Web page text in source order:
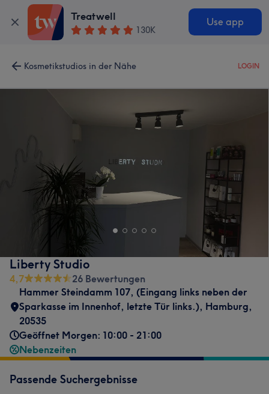
Treatwell
130K
Use app
Kosmetikstudios in der Nähe LOGIN
Liberty Studio
4,7
26 Bewertungen
Hammer Steindamm 107, (Eingang links neben der
Sparkasse im Innenhof, letzte Tür links.), Hamburg,
20535
Geöffnet Morgen: 10:00 - 21:00
Nebenzeiten
Passende Suchergebnisse